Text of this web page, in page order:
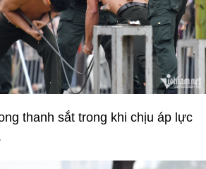
thanh sắt trong khi chịu áp lực